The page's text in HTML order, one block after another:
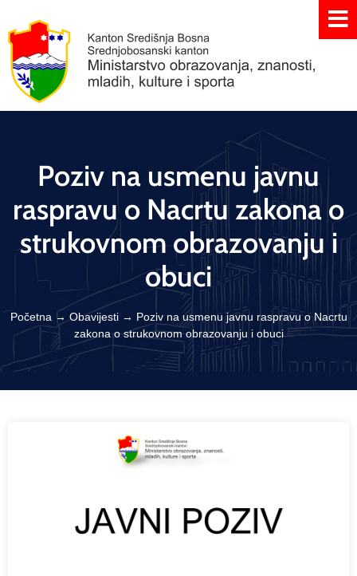
Poziv na usmenu javnu
raspravu o Nacrtu zakona o
strukovnom obrazovanju i
obuci
Početna → Obavijesti→ Poziv na usmenu javnu raspravu o Nacrtu
zakona o strukovnom obrazovanju i obuci